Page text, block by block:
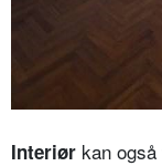
Interiør kan